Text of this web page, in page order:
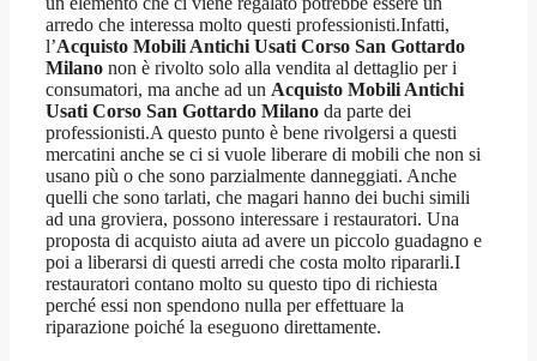
arredo che interessa molto questi professionisti.Infatti,
l’Acquisto Mobili Antichi Usati Corso San Gottardo
Milano non è rivolto solo alla vendita al dettaglio per i
consumatori, ma anche ad un Acquisto Mobili Antichi
Usati Corso San Gottardo Milano da parte dei
professionisti.A questo punto è bene rivolgersi a questi
mercatini anche se ci si vuole liberare di mobili che non si
usano più o che sono parzialmente danneggiati. Anche
quelli che sono tarlati, che magari hanno dei buchi simili
ad una groviera, possono interessare i restauratori. Una
proposta di acquisto aiuta ad avere un piccolo guadagno e
poi a liberarsi di questi arredi che costa molto ripararli.I
restauratori contano molto su questo tipo di richiesta
perché essi non spendono nulla per effettuare la
riparazione poiché la eseguono direttamente.